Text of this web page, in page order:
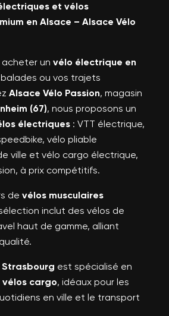
et vélos
en Alsace – Alsace Vélo
acheter un vélo électrique en
ou vos trajets
Alsace Vélo Passion, magasin
(67), nous proposons un
électriques : VTT électrique,
vélo pliable
ville et vélo cargo électrique,
à prix compétitifs.
de vélos musculaires
inclut des vélos de
haut de gamme, alliant
Strasbourg est spécialisé en
cargo, idéaux pour les
en ville et le transport